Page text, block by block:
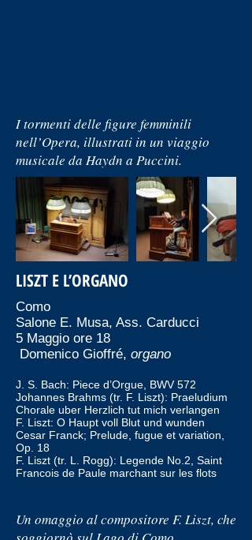
I tormenti delle figure femminili
nell’Opera, illustrati in un viaggio
musicale da Haydn a Puccini.
LISZT E L’ORGANO
Como
Salone E. Musa, Ass. Carducci
5 Maggio ore 18
Domenico Gioffré, organo
J. S. Bach: Piece d’Orgue, BWV 572
Johannes Brahms (tr. F. Liszt): Praeludium
Chorale uber Herzlich tut mich verlangen
F. Liszt: O Haupt voll Blut und wunden
Cesar Franck; Prelude, fugue et variation,
Op. 18
F. Liszt (tr. L. Rogg): Legende No.2, Saint
Francois de Paule marchant sur les flots
Un omaggio al compositore F. Liszt, che